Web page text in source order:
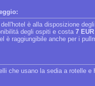
è alla disposizione
degli ospiti e costa 7 EUR
è raggiungibile anche per i
che usano la sedia a rotelle